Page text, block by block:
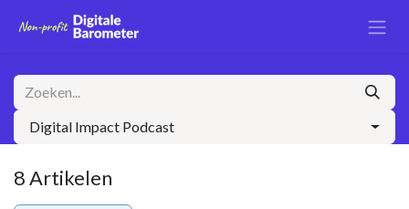
Digital Impact Podcast
8 Artikelen